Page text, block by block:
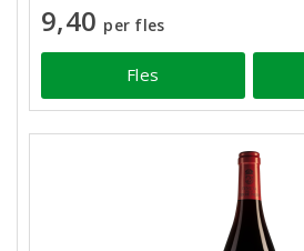
9,40 per fles
Fles